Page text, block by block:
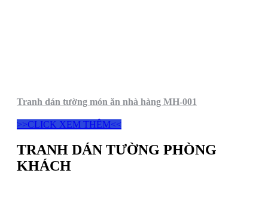
Tranh dán tường món ăn nhà hàng MH-001
>>CLICK XEM THÊM<<
TRANH DÁN TƯỜNG PHÒNG
KHÁCH